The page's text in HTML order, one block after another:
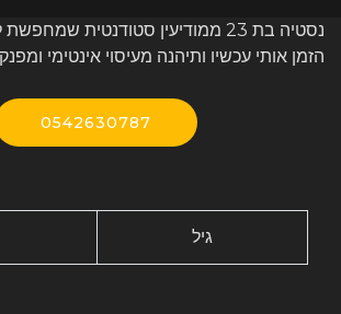
נסטיה בת 23 ממודיעין סטודנטית
הזמן אותי עכשיו ותיהנה מעיסוי אינטימי ומפנק
0542630787
גיל